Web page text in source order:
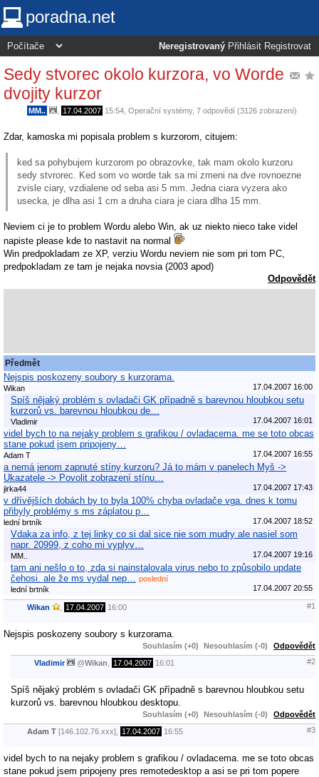
poradna.net
Neregistrovaný Přihlásit Registrovat
Sedy stvorec okolo kurzora, vo Worde
dvojity kurzor
MM.. 17.04.2007 15:54 Operační systémy, 7 odpovědí (3126 zobrazení)
Zdar, kamoska mi popisala problem s kurzorom, citujem:
ked sa pohybujem kurzorom po obrazovke, tak mam okolo kurzoru
sedy stvrorec. Ked som vo worde tak sa mi zmeni na dve rovnoezne
zvisle ciary, vzdialene od seba asi 5 mm. Jedna ciara vyzera ako
usecka, je dlha asi 1 cm a druha ciara je ciara dlha 15 mm.
Neviem ci je to problem Wordu alebo Win, ak uz niekto nieco take videl
napiste please kde to nastavit na normal
Win predpokladam ze XP, verziu Wordu neviem nie som pri tom PC,
predpokladam ze tam je nejaka novsia (2003 apod)
Odpovědět
Předmět
Nejspis poskozeny soubory s kurzorama.
Wikan 17.04.2007 16:00
Spíš nějaký problém s ovladači GK případně s barevnou hloubkou setu
kurzorů vs. barevnou hloubkou de…
Vladimir 17.04.2007 16:01
videl bych to na nejaky problem s grafikou / ovladacema. me se toto obcas
stane pokud jsem pripojeny…
Adam T 17.04.2007 16:55
a nemá jenom zapnuté stíny kurzoru? Já to mám v panelech Myš ->
Ukazatele -> Povolit zobrazení stínu…
jirka44 17.04.2007 17:43
v dřívějších dobách by to byla 100% chyba ovladače vga. dnes k tomu
přibyly problémy s ms záplatou p…
lední brtník 17.04.2007 18:52
Vdaka za info, z tej linky co si dal sice nie som mudry ale nasiel som
napr. 20999, z coho mi vyplyv…
MM.. 17.04.2007 19:16
tam ani nešlo o to, zda si nainstalovala virus nebo to způsobilo update
čehosi. ale že ms vydal nep…
poslední
lední brtník
17.04.2007 20:55
Wikan 17.04.2007 16:00 #1
Nejspis poskozeny soubory s kurzorama.
Souhlasím (+0) Nesouhlasím (-0) Odpovědět
Vladimir @Wikan 17.04.2007 16:01 #2
Spíš nějaký problém s ovladači GK případně s barevnou hloubkou setu
kurzorů vs. barevnou hloubkou desktopu.
Souhlasím (+0) Nesouhlasím (-0) Odpovědět
Adam T [146.102.76.xxx], 17.04.2007 16:55 #3
videl bych to na nejaky problem s grafikou / ovladacema. me se toto obcas
stane pokud jsem pripojeny pres remotedesktop a asi se pri tom popere